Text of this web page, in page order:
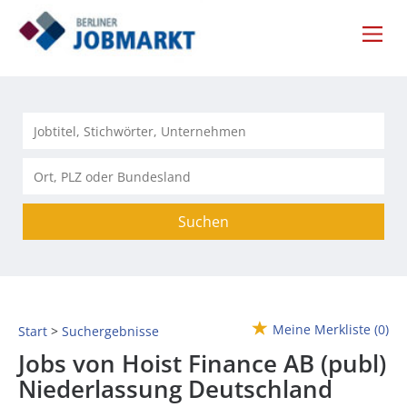
Suchen
Start Suchergebnisse Meine Merkliste (0)
Jobs von Hoist Finance AB (publ)
Niederlassung Deutschland